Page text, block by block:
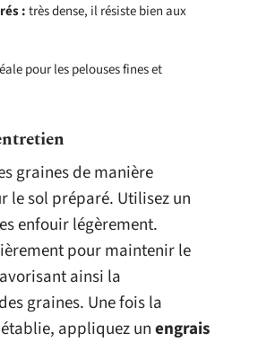
:très dense, il résiste bien aux
pour les pelouses fines et
graines de manière
le sol préparé. Utilisez un
enfouir légèrement.
pour maintenir le
ainsi la
graines. Une fois la
appliquez unengrais